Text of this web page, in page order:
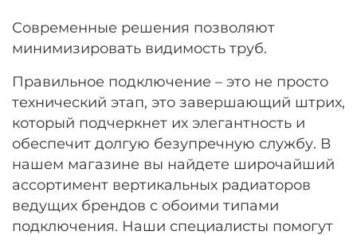
Современные решения позволяют
минимизировать видимость труб.
Правильное подключение – это не просто
технический этап, это завершающий штрих,
который подчеркнет их элегантность и
обеспечит долгую безупречную службу. В
нашем магазине вы найдете широчайший
ассортимент вертикальных радиаторов
ведущих брендов с обоими типами
подключения. Наши специалисты помогут